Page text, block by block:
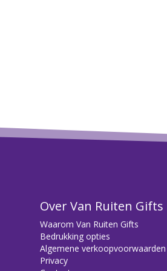
Over Van Ruiten Gifts
Waarom Van Ruiten Gifts
Bedrukking opties
Algemene verkoopvoorwaarden
Privacy